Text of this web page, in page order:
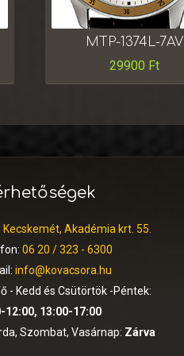
MTP-1374L-7AV
29900 Ft
Kecskemét, Akadémia krt. 55.
06 20 / 323 - 6300
info@kovacsora.hu
- Kedd és Csütörtök -Péntek:
12:00, 13:00-17:00
Szombat, Vasárnap: Zárva